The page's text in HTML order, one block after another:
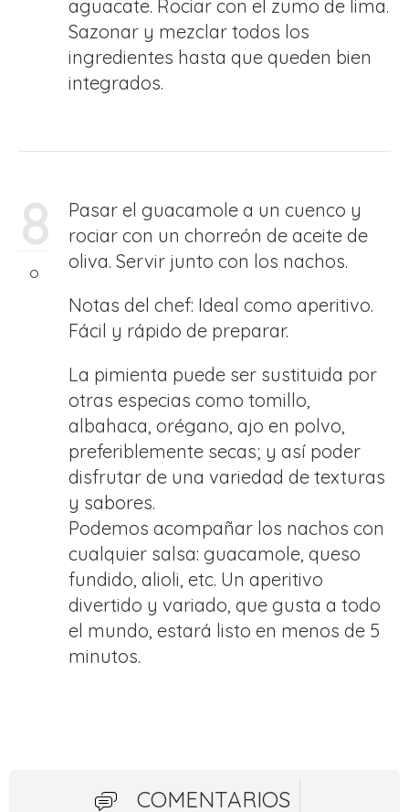
aguacate. Rociar con el zumo de lima.
Sazonar y mezclar todos los
ingredientes hasta que queden bien
integrados.
8
Pasar el guacamole a un cuenco y
rociar con un chorreón de aceite de
oliva. Servir junto con los nachos.
Notas del chef: Ideal como aperitivo.
Fácil y rápido de preparar.
La pimienta puede ser sustituida por
otras especias como tomillo,
albahaca, orégano, ajo en polvo,
preferiblemente secas; y así poder
disfrutar de una variedad de texturas
y sabores.
Podemos acompañar los nachos con
cualquier salsa: guacamole, queso
fundido, alioli, etc. Un aperitivo
divertido y variado, que gusta a todo
el mundo, estará listo en menos de 5
minutos.
COMENTARIOS